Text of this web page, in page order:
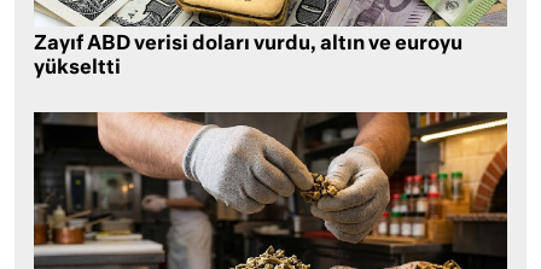
Zayıf ABD verisi doları vurdu, altın ve euroyu
yükseltti